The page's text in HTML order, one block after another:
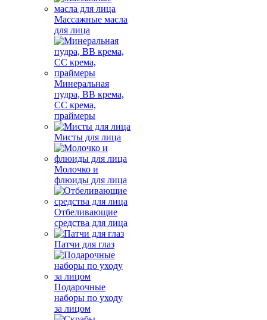
Массажные масла
для лица
Минеральная
пудра, BB крема,
СС крема,
праймеры
Мисты для лица
Молочко и
флюиды для лица
Отбеливающие
средства для лица
Патчи для глаз
Подарочные
наборы по уходу
за лицом